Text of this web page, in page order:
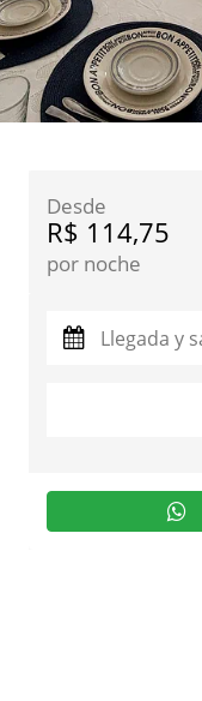
Desde
R$ 114,75
por noche